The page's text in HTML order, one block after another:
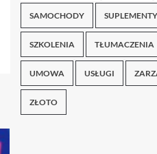
SAMOCHODY SUPLEMENTY
SZKOLENIA TŁUMACZENIA
UMOWA USŁUGI
ZŁOTO